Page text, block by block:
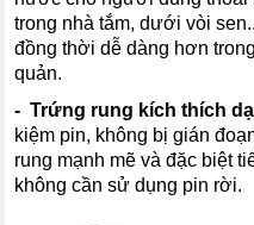
trong nhà tắm, dưới vòi
đồng thời dễ dàng hơn
quản.
- Trứng rung kích thích
kiệm pin, không bị gián
rung mạnh mẽ và đặc biệt
không cần sử dụng pin rời.